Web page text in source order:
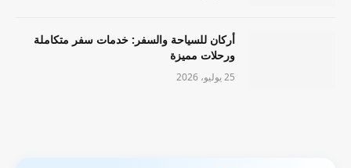
أركان للسياحة والسفر: خدمات سفر متكاملة
ورحلات مميزة
25 يوليو، 2026